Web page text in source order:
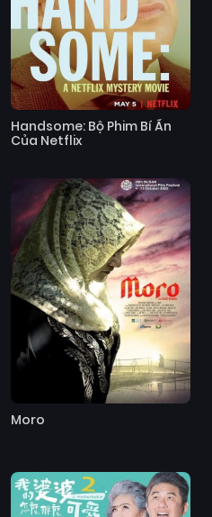
Handsome: Bộ Phim Bí Ẩn
Của Netflix
Moro